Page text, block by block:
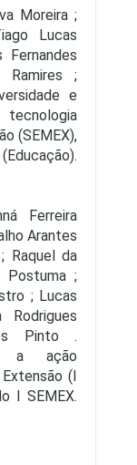
Moreira ;
Lucas
Ramires ;
e
(SEMEX),
Ferreira
Arantes
Raquel da
Postuma ;
; Lucas
Rodrigues
Pinto .
a ação
(I
I SEMEX.